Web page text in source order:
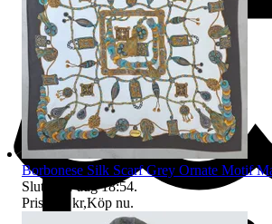
Borbonese Silk Scarf Grey Ornate Motif
Sluttid
14 aug 18:54.
Pris:
699 kr,Köp nu.